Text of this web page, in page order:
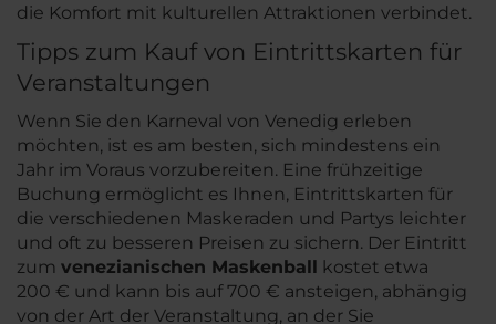
die Komfort mit kulturellen Attraktionen verbindet.
Tipps zum Kauf von Eintrittskarten für
Veranstaltungen
Wenn Sie den Karneval von Venedig erleben
möchten, ist es am besten, sich mindestens ein
Jahr im Voraus vorzubereiten. Eine frühzeitige
Buchung ermöglicht es Ihnen, Eintrittskarten für
die verschiedenen Maskeraden und Partys leichter
und oft zu besseren Preisen zu sichern. Der Eintritt
zum venezianischen Maskenball kostet etwa
200 € und kann bis auf 700 € ansteigen, abhängig
von der Art der Veranstaltung, an der Sie